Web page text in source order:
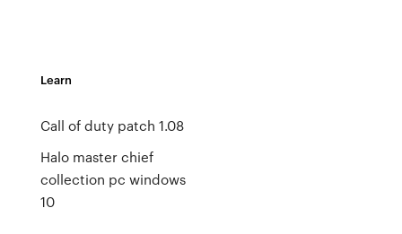
Learn
Call of duty patch 1.08
Halo master chief
collection pc windows
10